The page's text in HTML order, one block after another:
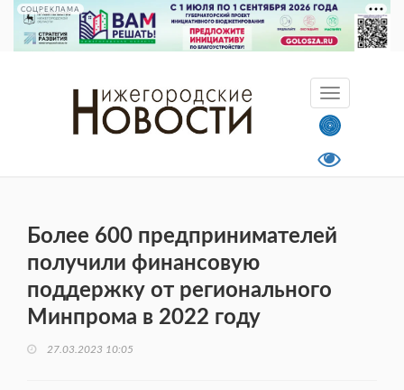
СОЦРЕКЛАМА
Более 600 предпринимателей
получили финансовую
поддержку от регионального
Минпрома в 2022 году
27.03.2023 10:05